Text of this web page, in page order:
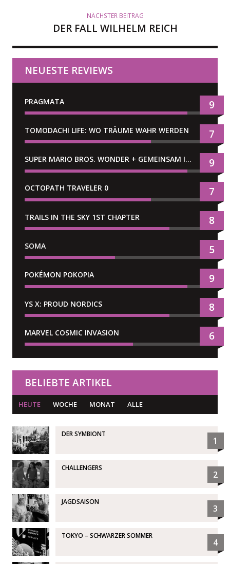
NÄCHSTER BEITRAG
DER FALL WILHELM REICH
NEUESTE REVIEWS
PRAGMATA 9
TOMODACHI LIFE: WO TRÄUME WAHR WERDEN 7
SUPER MARIO BROS. WONDER + GEMEINSAM IM BELLABEL-PARK 9
OCTOPATH TRAVELER 0 7
TRAILS IN THE SKY 1ST CHAPTER 8
SOMA 5
POKÉMON POKOPIA 9
YS X: PROUD NORDICS 8
MARVEL COSMIC INVASION 6
BELIEBTE ARTIKEL
HEUTE WOCHE MONAT ALLE
DER SYMBIONT
1
CHALLENGERS
2
JAGDSAISON
3
TOKYO – SCHWARZER SOMMER
4